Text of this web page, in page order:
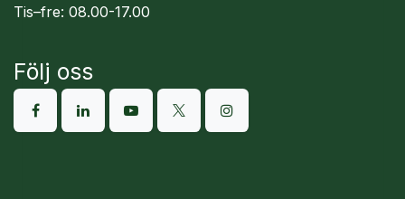
Tis–fre: 08.00-17.00
Följ oss